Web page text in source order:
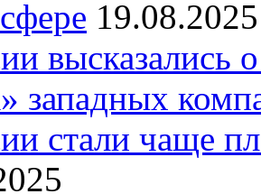
19.08.2025
высказались
западных
стали чаще